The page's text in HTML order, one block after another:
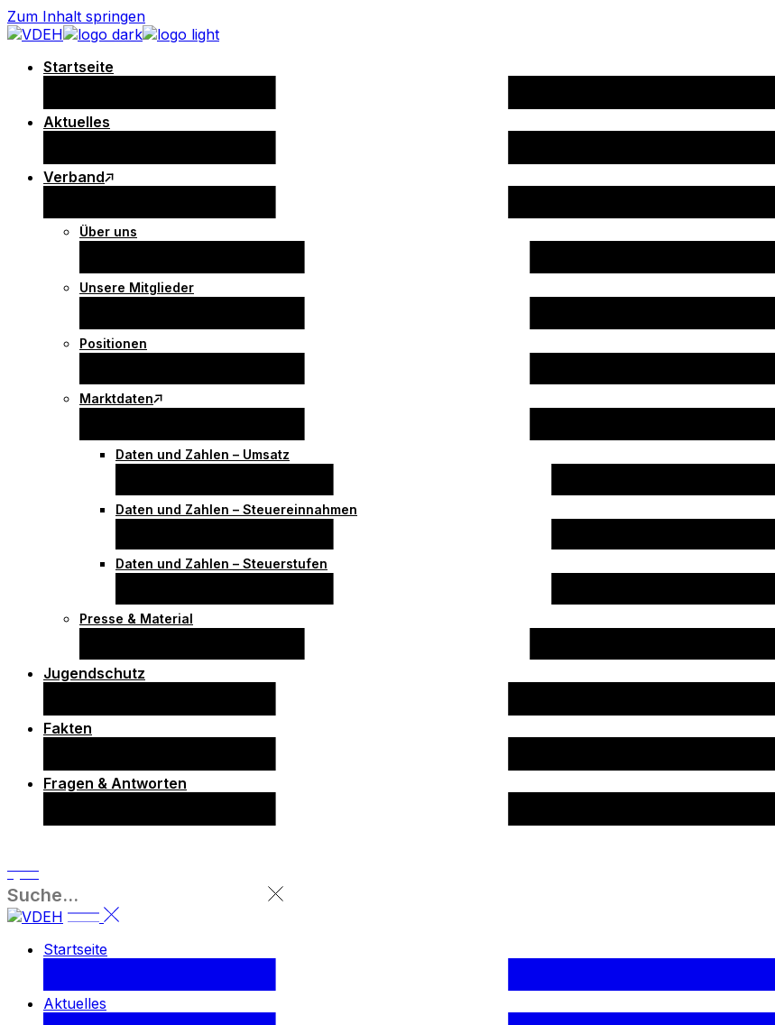
Zum Inhalt springen
Startseite
Aktuelles
Verband
Über uns
Unsere Mitglieder
Positionen
Marktdaten
Daten und Zahlen – Umsatz
Daten und Zahlen – Steuereinnahmen
Daten und Zahlen – Steuerstufen
Presse & Material
Jugendschutz
Fakten
Fragen & Antworten
Startseite
Aktuelles